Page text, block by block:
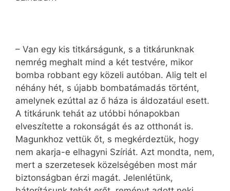
– Van egy kis titkárságunk, s a titkárunknak
nemrég meghalt mind a két testvére, mikor
bomba robbant egy közeli autóban. Alig telt el
néhány hét, s újabb bombatámadás történt,
amelynek ezúttal az ő háza is áldozatául esett.
A titkárunk tehát az utóbbi hónapokban
elveszítette a rokonságát és az otthonát is.
Magunkhoz vettük őt, s megkérdeztük, hogy
nem akarja-e elhagyni Szíriát. Azt mondta, nem,
mert a szerzetesek közelségében most már
biztonságban érzi magát. Jelenlétünk,